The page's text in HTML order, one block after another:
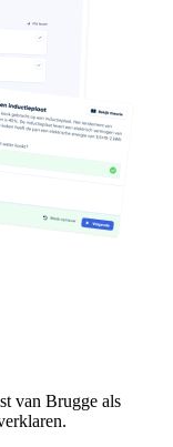
van Brugge als